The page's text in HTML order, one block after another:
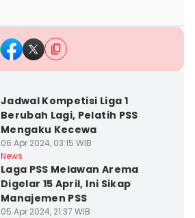
Jadwal Kompetisi Liga 1
Berubah Lagi, Pelatih PSS
Mengaku Kecewa
06 Apr 2024, 03:15 WIB
News
Laga PSS Melawan Arema
Digelar 15 April, Ini Sikap
Manajemen PSS
05 Apr 2024, 21:37 WIB